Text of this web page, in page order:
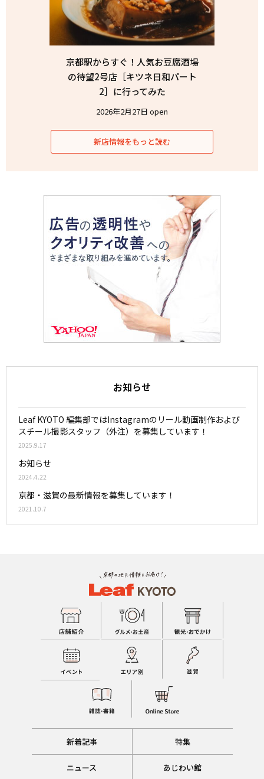
京都駅からすぐ！人気お豆腐酒場
の待望2号店［キツネ日和パート
2］に行ってみた
2026年2月27日 open
新店情報をもっと読む
お知らせ
Leaf KYOTO 編集部ではInstagramのリール動画制作および
スチール撮影スタッフ（外注）を募集しています！
2025.9.17
お知らせ
2024.4.22
京都・滋賀の最新情報を募集しています！
2021.10.7
新着記事 特集
ニュース あじわい館